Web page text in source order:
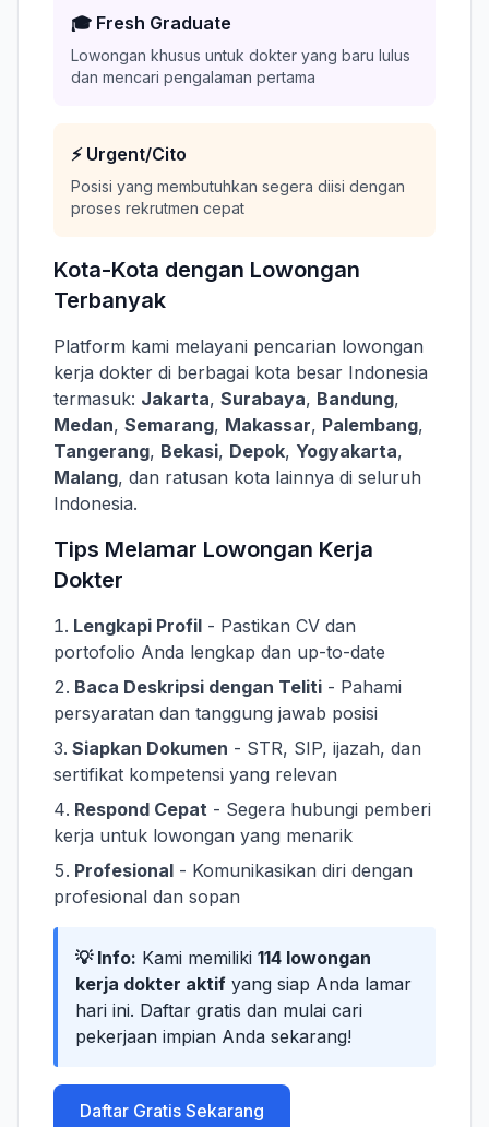
🎓 Fresh Graduate
Lowongan khusus untuk dokter yang baru lulus
dan mencari pengalaman pertama
⚡ Urgent/Cito
Posisi yang membutuhkan segera diisi dengan
proses rekrutmen cepat
Kota-Kota dengan Lowongan
Terbanyak
Platform kami melayani pencarian lowongan
kerja dokter di berbagai kota besar Indonesia
termasuk: Jakarta, Surabaya, Bandung,
Medan, Semarang, Makassar, Palembang,
Tangerang, Bekasi, Depok, Yogyakarta,
Malang, dan ratusan kota lainnya di seluruh
Indonesia.
Tips Melamar Lowongan Kerja
Dokter
Lengkapi Profil - Pastikan CV dan
portofolio Anda lengkap dan up-to-date
Baca Deskripsi dengan Teliti - Pahami
persyaratan dan tanggung jawab posisi
Siapkan Dokumen - STR, SIP, ijazah, dan
sertifikat kompetensi yang relevan
Respond Cepat - Segera hubungi pemberi
kerja untuk lowongan yang menarik
Profesional - Komunikasikan diri dengan
profesional dan sopan
💡 Info: Kami memiliki 114 lowongan
kerja dokter aktif yang siap Anda lamar
hari ini. Daftar gratis dan mulai cari
pekerjaan impian Anda sekarang!
Daftar Gratis Sekarang